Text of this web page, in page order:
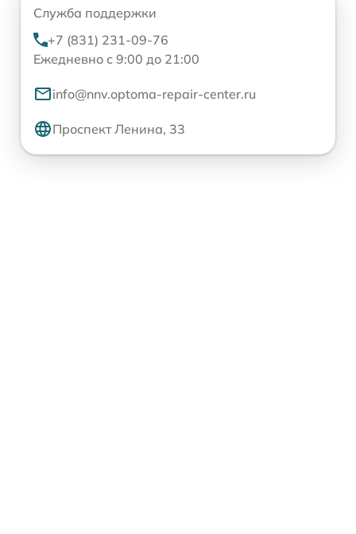
Служба поддержки
+7 (831) 231-09-76
Ежедневно с 9:00 до 21:00
info@nnv.optoma-repair-center.ru
Проспект Ленина, 33